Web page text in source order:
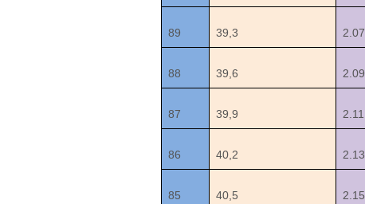
89 39,3 2.07
88 39,6 2.09
87 39,9 2.11
86 40,2 2.13
85 40,5 2.15